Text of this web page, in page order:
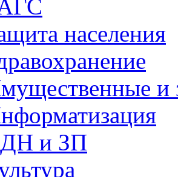
населения
и
и ЗП